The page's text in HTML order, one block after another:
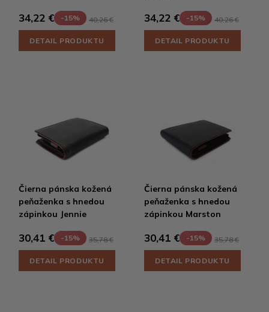
34,22 € -15% 40,26 €
DETAIL PRODUKTU
34,22 € -15% 40,26 €
DETAIL PRODUKTU
Čierna pánska kožená
peňaženka s hnedou
zápinkou Jennie
30,41 € -15% 35,78 €
DETAIL PRODUKTU
Čierna pánska kožená
peňaženka s hnedou
zápinkou Marston
30,41 € -15% 35,78 €
DETAIL PRODUKTU